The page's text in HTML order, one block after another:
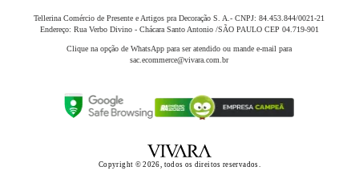
Tellerina Comércio de Presente e Artigos pra Decoração S. A.- CNPJ: 84.453.844/0021-21
Endereço: Rua Verbo Divino - Chácara Santo Antonio /SÃO PAULO CEP 04.719-901
Clique na opção de WhatsApp para ser atendido ou mande e-mail para
sac.ecommerce@vivara.com.br
Copyright © 2026, todos os direitos reservados.